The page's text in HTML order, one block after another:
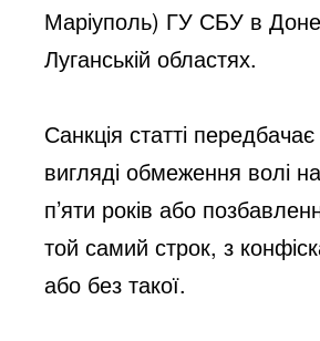
Маріуполь) ГУ СБУ в
Луганській областях.
Санкція статті
вигляді обмеження волі
п’яти років або
той самий строк, з
або без такої.